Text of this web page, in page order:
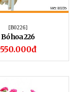
[B0226]
Bó hoa 226
550.000đ